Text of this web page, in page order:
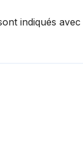
indiqués avec